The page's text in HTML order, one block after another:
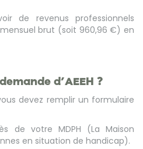
de revenus professionnels
mensuel brut (soit 960,96 €) en
d’AEEH ?
devez remplir un formulaire
de votre MDPH (La Maison
en situation de handicap).